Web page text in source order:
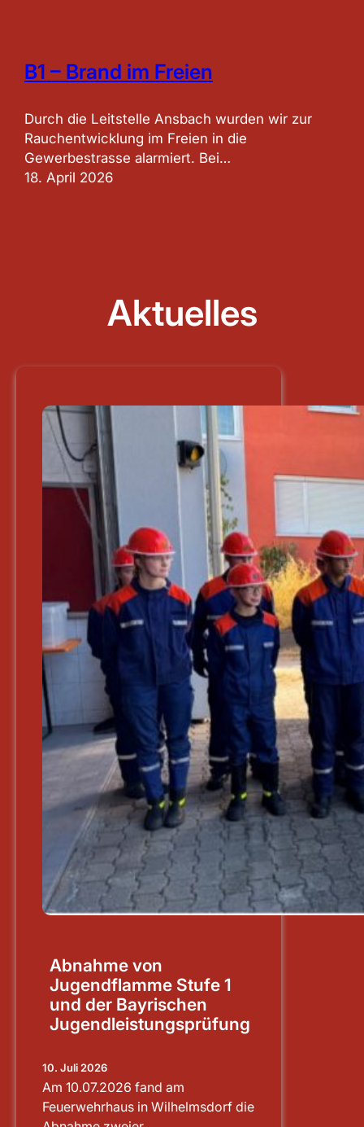
B1 – Brand im Freien
Durch die Leitstelle Ansbach wurden wir zur
Rauchentwicklung im Freien in die
Gewerbestrasse alarmiert. Bei…
18. April 2026
Aktuelles
Abnahme von
Jugendflamme Stufe 1
und der Bayrischen
Jugendleistungsprüfung
10. Juli 2026
Am 10.07.2026 fand am
Feuerwehrhaus in Wilhelmsdorf die